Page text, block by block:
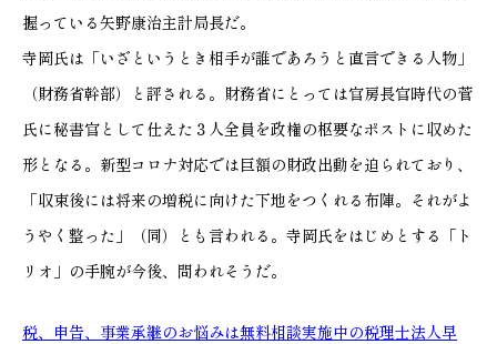
握っている矢野康治主計局長だ。
寺岡氏は「いざというとき相手が誰であろうと直言できる人物」
（財務省幹部）と評される。財務省にとっては官房長官時代の菅
氏に秘書官として仕えた３人全員を政権の枢要なポストに収めた
形となる。新型コロナ対応では巨額の財政出動を迫られており、
「収束後には将来の増税に向けた下地をつくれる布陣。それがよ
うやく整った」（同）とも言われる。寺岡氏をはじめとする「ト
リオ」の手腕が今後、問われそうだ。
税、申告、事業承継のお悩みは無料相談実施中の税理士法人早